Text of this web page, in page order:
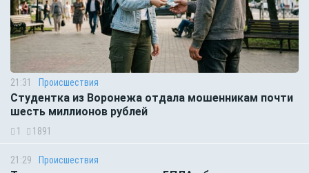
21:31 Происшествия
Студентка из Воронежа отдала мошенникам почти
шесть миллионов рублей
1 1891
21:29 Происшествия